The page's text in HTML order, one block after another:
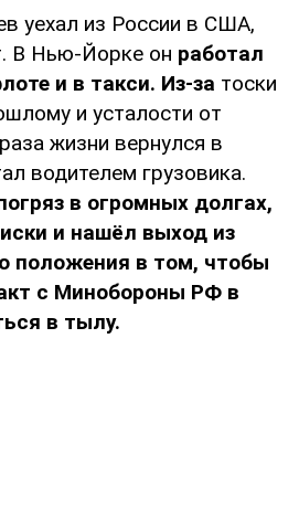
уехал из России в США,
В Нью-Йорке он работал
и в такси. Из-за тоски
и усталости от
жизни вернулся в
водителем грузовика.
в огромных долгах,
и нашёл выход из
положения в том, чтобы
с Минобороны РФ в
в тылу.